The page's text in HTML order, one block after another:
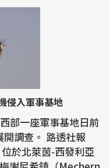
侵入軍事基地
部一座軍事基地日前
路透社報
於北萊茵-西發利亞